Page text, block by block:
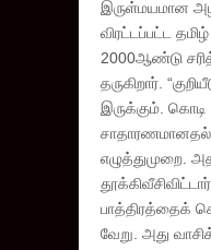
இருள்மயமான
விரட்டப்பட்ட
2000ஆண்டு
தருகிறார்.
இருக்கும்.
எழுத்துமுறை.
பாத்திரத்தைக்
வேறு. அது